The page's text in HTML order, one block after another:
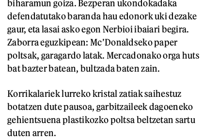
biharamun goiza. Bezperan ukondokadaka
defendatutako baranda hau edonork uki dezake
gaur, eta lasai asko egon Nerbioi ibaiari begira.
Zaborra eguzkipean: Mc’Donaldseko paper
poltsak, garagardo latak. Mercadonako orga huts
bat bazter batean, bultzada baten zain.
Korrikalariek lurreko kristal zatiak saihestuz
botatzen dute pausoa, garbitzaileek dagoeneko
gehientsuena plastikozko poltsa beltzetan sartu
duten arren.